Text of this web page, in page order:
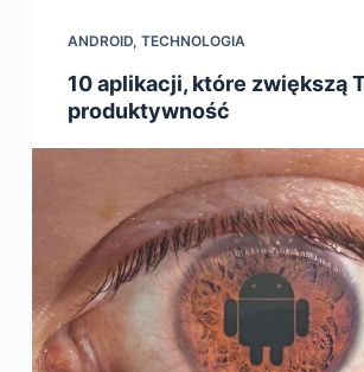
ANDROID, TECHNOLOGIA
10 aplikacji, które zwiększą
produktywność